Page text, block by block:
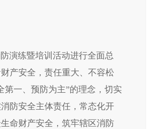
演练暨培训活动进行全面总
产安全，责任重大、不容松
一、预防为主”的理念，切实
防安全主体责任，常态化开
命财产安全，筑牢辖区消防